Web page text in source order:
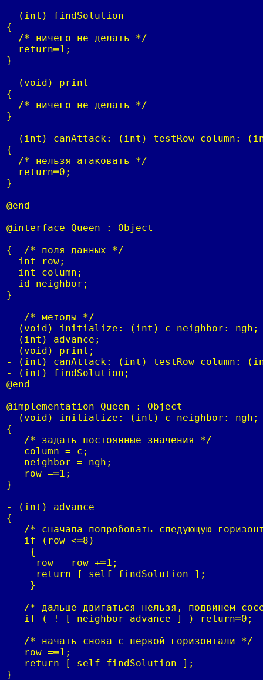
- (int) findSolution
{
  /* ничего не делать */
  return═1;
}
- (void) print
{
  /* ничего не делать */
}
- (int) canAttack: (int) testRow column:
{
  /* нельзя атаковать */
  return═0;
}
@end
@interface Queen : Object
{  /* поля данных */
  int row;
  int column;
  id neighbor;
}
   /* методы */
- (void) initialize: (int) c neighbor: ngh;
- (int) advance;
- (void) print;
- (int) canAttack: (int) testRow column:
- (int) findSolution;
@end
@implementation Queen : Object
- (void) initialize: (int) c neighbor: ngh;
{
   /* задать постоянные значения */
   column = c;
   neighbor = ngh;
   row =═1;
}
- (int) advance
{
/* сначала попробовать следующую
   if (row <═8)
    {
     row = row +═1;
     return [ self findSolution ];
    }
/* дальше двигаться нельзя, подвинем
   if ( ! [ neighbor advance ] ) return═0;
   /* начать снова с первой горизонтали */
   row =═1;
   return [ self findSolution ];
}